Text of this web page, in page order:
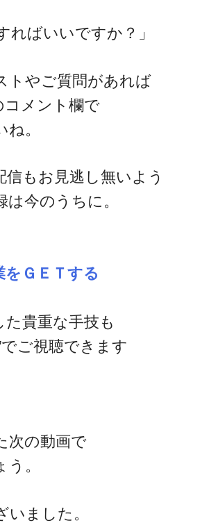
ればいいですか？」
トやご質問があれば
コメント欄で
。
信もお見逃し無いよう
今のうちに。
をＧＥＴする
貴重な手技も
ご視聴できます
次の動画で
。
いました。